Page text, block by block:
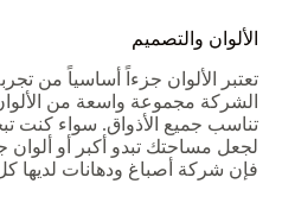
الألوان والتصميم
تعتبر الألوان جزءاً أساسياً من
الشركة مجموعة واسعة من
تناسب جميع الأذواق. سواء كنت
لجعل مساحتك تبدو أكبر أو ألوان
فإن شركة أصباغ ودهانات لديها